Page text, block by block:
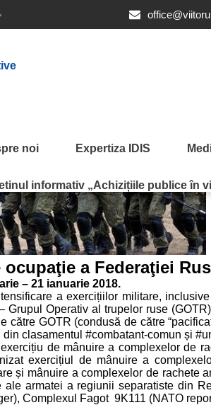
noi Expertiza IDIS
informativ „Achizițiile publice în
ocupaţie a Federaţiei
– 21 ianuarie 2018.
a exercițiilor militare,
Operativ al trupelor ruse
către GOTR (condusă de către
clasamentul #combatant-comun și
de mânuire a complexelor de
exercițiul de mânuire a
și mânuire a complexelor de
armatei a regiunii separatiste din
Complexul Fagot 9K111 (NATO